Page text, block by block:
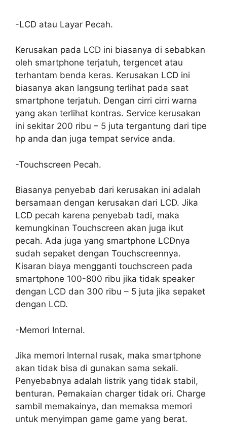
-LCD atau Layar Pecah.
Kerusakan pada LCD ini biasanya di sebabkan
oleh smartphone terjatuh, tergencet atau
terhantam benda keras. Kerusakan LCD ini
biasanya akan langsung terlihat pada saat
smartphone terjatuh. Dengan cirri cirri warna
yang akan terlihat kontras. Service kerusakan
ini sekitar 200 ribu – 5 juta tergantung dari tipe
hp anda dan juga tempat service anda.
-Touchscreen Pecah.
Biasanya penyebab dari kerusakan ini adalah
bersamaan dengan kerusakan dari LCD. Jika
LCD pecah karena penyebab tadi, maka
kemungkinan Touchscreen akan juga ikut
pecah. Ada juga yang smartphone LCDnya
sudah sepaket dengan Touchscreennya.
Kisaran biaya mengganti touchscreen pada
smartphone 100-800 ribu jika tidak speaker
dengan LCD dan 300 ribu – 5 juta jika sepaket
dengan LCD.
-Memori Internal.
Jika memori Internal rusak, maka smartphone
akan tidak bisa di gunakan sama sekali.
Penyebabnya adalah listrik yang tidak stabil,
benturan. Pemakaian charger tidak ori. Charge
sambil memakainya, dan memaksa memori
untuk menyimpan game game yang berat.